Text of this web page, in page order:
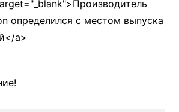
определился с местом выпуска
a>